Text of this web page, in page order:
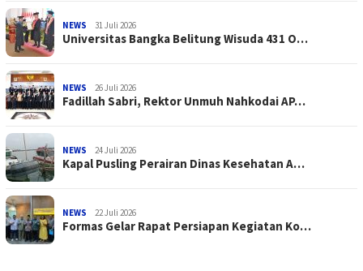
NEWS 31 Juli 2026
Universitas Bangka Belitung Wisuda 431 O…
NEWS 26 Juli 2026
Fadillah Sabri, Rektor Unmuh Nahkodai AP…
NEWS 24 Juli 2026
Kapal Pusling Perairan Dinas Kesehatan A…
NEWS 22 Juli 2026
Formas Gelar Rapat Persiapan Kegiatan Ko…